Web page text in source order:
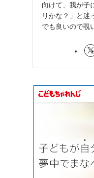
向けて、我が子
リかな？」と迷
でも良いので覗